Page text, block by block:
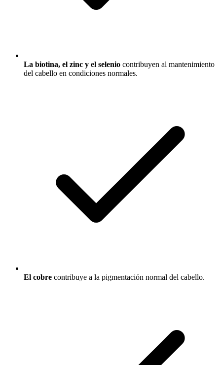
La biotina, el zinc y el selenio contribuyen al mantenimiento
del cabello en condiciones normales.
El cobre contribuye a la pigmentación normal del cabello.